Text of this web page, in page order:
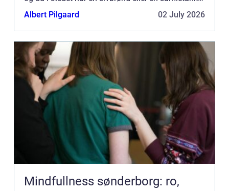
For de fleste er det en selvf&os...
Albert Pilgaard 02 July 2026
Mindfullness sønderborg: ro,